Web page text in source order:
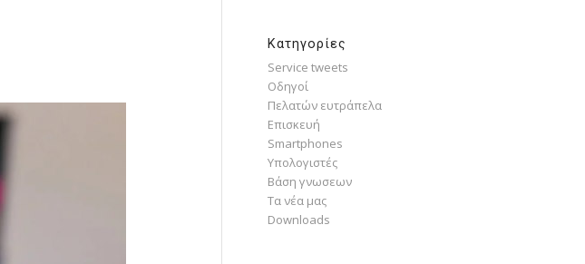
Kατηγορίες
Service tweets
Οδηγοί
Πελατών ευτράπελα
Επισκευή
Smartphones
Υπολογιστές
Bάση γνωσεων
Τα νέα μας
Downloads